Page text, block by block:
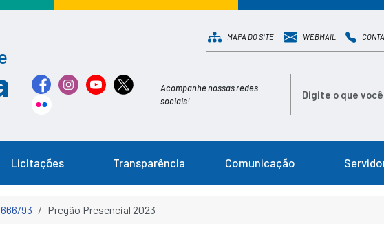
MAPA DO SITE WEBMAIL
Acompanhe nossas redes
sociais!
Licitações Transparência Comunicação
93 Pregão Presencial 2023